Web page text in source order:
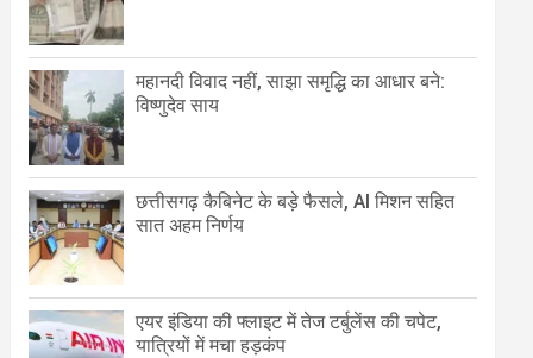
महानदी विवाद नहीं, साझा समृद्धि का आधार बने:
विष्णुदेव साय
छत्तीसगढ़ कैबिनेट के बड़े फैसले, AI मिशन सहित
सात अहम निर्णय
एयर इंडिया की फ्लाइट में तेज टर्बुलेंस की चपेट,
यात्रियों में मचा हड़कंप